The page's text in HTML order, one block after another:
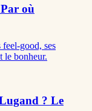
où
good, ses
le bonheur.
? Le